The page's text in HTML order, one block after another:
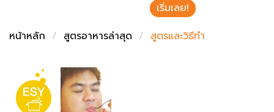
เริ่มเลย!
หน้าหลัก
สูตรอาหารล่าสุด สูตรและวิธีทำ